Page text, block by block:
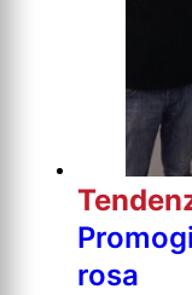
rosa